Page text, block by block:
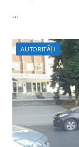
…
AUTORITĂȚI